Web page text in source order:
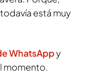
está muy
WhatsAppy
momento.